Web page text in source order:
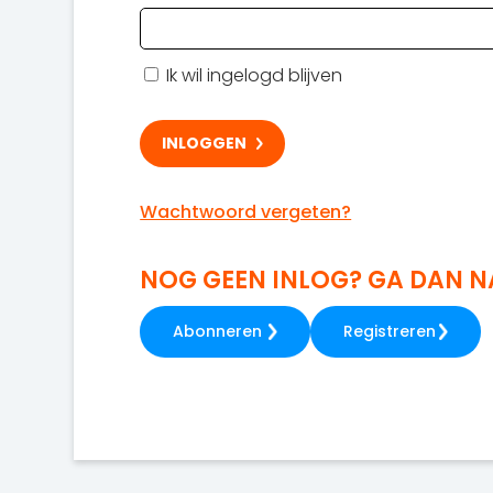
Ik wil ingelogd blijven
Wachtwoord vergeten?
NOG GEEN INLOG? GA DAN
Abonneren Registreren